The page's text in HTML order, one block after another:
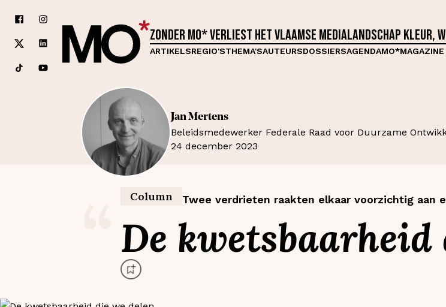
Zonder MO* verliest het Vlaamse medialandschap kleur,
ARTIKELSREGIO'STHEMA'SAUTEURSDOSSIERSAGENDAMO*MAGAZINE
JanMertens
Beleidsmedewerker Federale Raad voor Duurzame
24 december 2023
Column Twee verdrieten raakten elkaar voorzichtig aan
De kwetsbaarheid